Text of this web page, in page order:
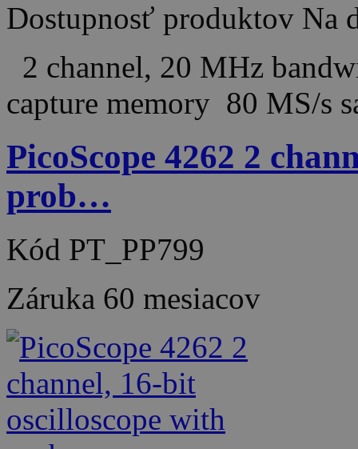
Dostupnosť produktov Na
2 channel, 20 MHz
capture memory 80 MS/s
PicoScope 4262 2
prob…
Kód PT_PP799
Záruka 60 mesiacov